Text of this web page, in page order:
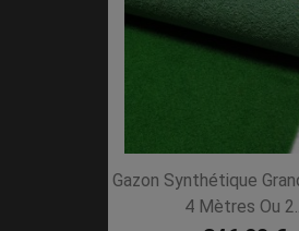
Gazon Synthétique
4 Mètres Ou